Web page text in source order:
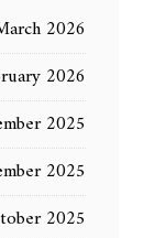
2026
2026
2025
2025
2025